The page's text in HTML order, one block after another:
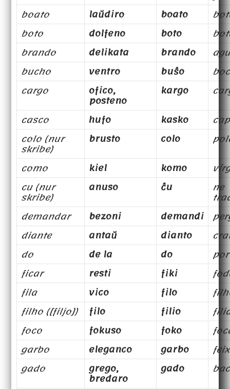
boato
laŭdiro boato
boto
dolfeno boto
brando
delikata brando
bucho
ventro buŝo
cargo
ofico,
posteno
kargo
casco
hufo kasko
colo (nur
skribe)
brusto colo
como
kiel komo
cu (nur
skribe)
anuso ĉu ne
demandar
bezoni demandi
diante
antaŭ dianto
do
de la do
ficar
resti fiki
fila
vico filo
filho ([filjo])
filo filio
foco
fokuso foko
garbo
eleganco garbo
gado
grego,
bredaro
gado